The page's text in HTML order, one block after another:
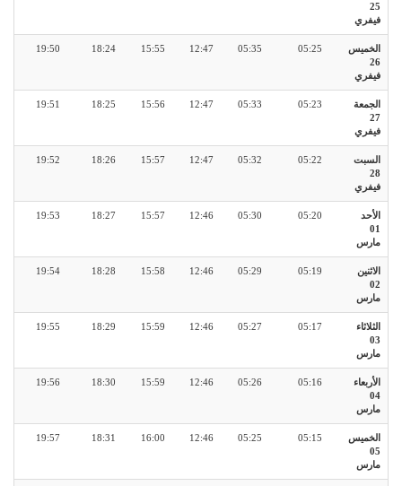
25
فيفري
الخميس
26
فيفري
05:25
05:35
12:47
15:55
18:24
19:50
الجمعة
27
فيفري
05:23
05:33
12:47
15:56
18:25
19:51
السبت
28
فيفري
05:22
05:32
12:47
15:57
18:26
19:52
الأحد
01
مارس
05:20
05:30
12:46
15:57
18:27
19:53
الاثنين
02
مارس
05:19
05:29
12:46
15:58
18:28
19:54
الثلاثاء
03
مارس
05:17
05:27
12:46
15:59
18:29
19:55
الأربعاء
04
مارس
05:16
05:26
12:46
15:59
18:30
19:56
الخميس
05
مارس
05:15
05:25
12:46
16:00
18:31
19:57